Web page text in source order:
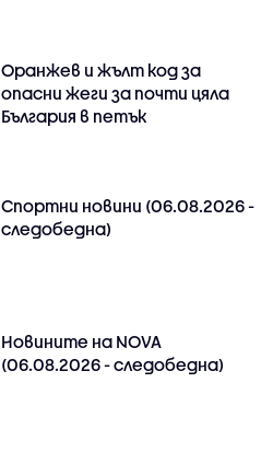
Оранжев и жълт код за
опасни жеги за почти цяла
България в петък
Спортни новини (06.08.2026 -
следобедна)
Новините на NOVA
(06.08.2026 - следобедна)